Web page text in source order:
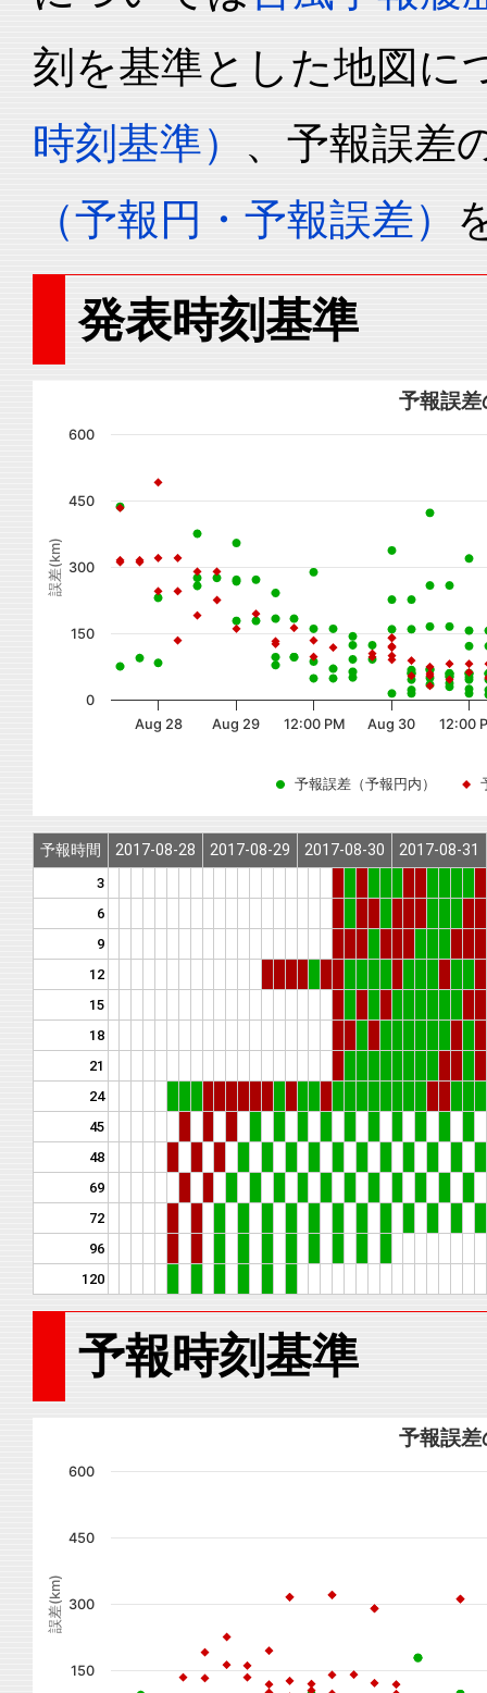
刻を基準とした地図に
時刻基準） 、予報誤差
（予報円・予報誤差）
発表時刻基準
誤差(km)
予報誤
予報誤差（予報円内）
Aug 28 Aug 29 12:00 PM Aug 30 12:00
0
150
300
450
600
予報時間 2017-08-28 2017-08-29 2017-08-30 2017-08-31
3
6
9
12
15
18
21
24
45
48
69
72
96
120
予報時刻基準
誤差(km)
予報誤
150
300
450
600